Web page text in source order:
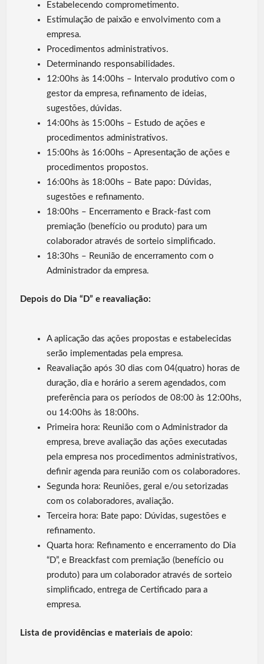
Estabelecendo comprometimento.
Estimulação de paixão e envolvimento com a
empresa.
Procedimentos administrativos.
Determinando responsabilidades.
12:00hs às 14:00hs – Intervalo produtivo com o
gestor da empresa, refinamento de ideias,
sugestões, dúvidas.
14:00hs às 15:00hs – Estudo de ações e
procedimentos administrativos.
15:00hs às 16:00hs – Apresentação de ações e
procedimentos propostos.
16:00hs às 18:00hs – Bate papo: Dúvidas,
sugestões e refinamento.
18:00hs – Encerramento e Brack-fast com
premiação (benefício ou produto) para um
colaborador através de sorteio simplificado.
18:30hs – Reunião de encerramento com o
Administrador da empresa.
Depois do Dia “D” e reavaliação:
A aplicação das ações propostas e estabelecidas
serão implementadas pela empresa.
Reavaliação após 30 dias com 04(quatro) horas de
duração, dia e horário a serem agendados, com
preferência para os períodos de 08:00 às 12:00hs,
ou 14:00hs às 18:00hs.
Primeira hora: Reunião com o Administrador da
empresa, breve avaliação das ações executadas
pela empresa nos procedimentos administrativos,
definir agenda para reunião com os colaboradores.
Segunda hora: Reuniões, geral e/ou setorizadas
com os colaboradores, avaliação.
Terceira hora: Bate papo: Dúvidas, sugestões e
refinamento.
Quarta hora: Refinamento e encerramento do Dia
“D”, e Breackfast com premiação (benefício ou
produto) para um colaborador através de sorteio
simplificado, entrega de Certificado para a
empresa.
Lista de providências e materiais de apoio: